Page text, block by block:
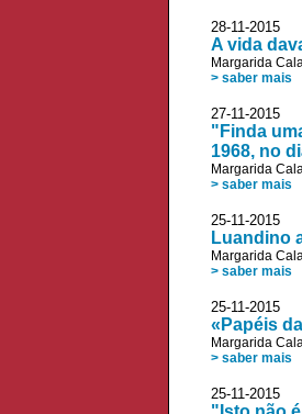
28-11-2015
A vida
Margarida
> saber mais
27-11-
"Finda
1968, no
Margarida
> saber mais
25-11-2015
Luandino
Margarida
> saber mais
25-11-2015
«Papéis
Margarida
> saber mais
25-11-